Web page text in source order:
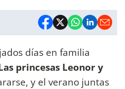
días en familia
princesas Leonor y
y el verano juntas